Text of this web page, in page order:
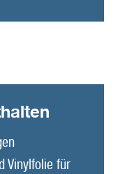
Vinylfolie für